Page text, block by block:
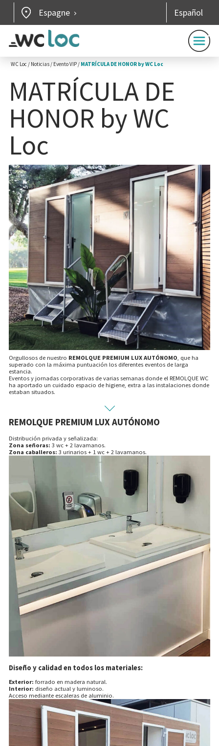
Espagne Español
WC Loc / Noticias / Evento VIP / MATRÍCULA DE HONOR by WC Loc
MATRÍCULA DE
HONOR by WC
Loc
Orgullosos de nuestro REMOLQUE PREMIUM LUX AUTÓNOMO , que ha
superado con la máxima puntuación los diferentes eventos de larga
estancia.
Eventos y jornadas corporativas de varias semanas donde el REMOLQUE WC
ha aportado un cuidado espacio de higiene, extra a las instalaciones donde
estaban situados.
REMOLQUE PREMIUM LUX AUTÓNOMO
Distribución privada y señalizada:
Zona señoras: 3 wc + 2 lavamanos.
Zona caballeros: 3 urinarios + 1 wc + 2 lavamanos.
Diseño y calidad en todos los materiales:
Exterior: forrado en madera natural.
Interior: diseño actual y luminoso.
Acceso mediante escaleras de aluminio.